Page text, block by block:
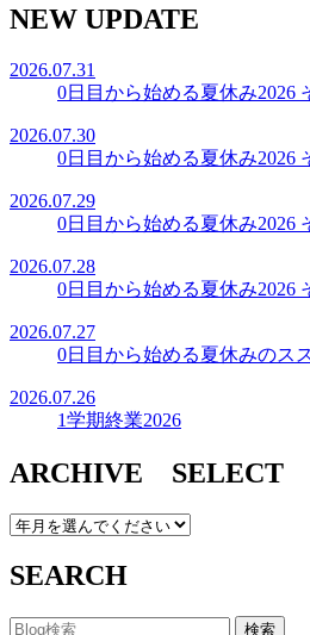
NEW UPDATE
2026.07.31
0日目から始める夏休み2026
2026.07.30
0日目から始める夏休み2026
2026.07.29
0日目から始める夏休み2026
2026.07.28
0日目から始める夏休み2026
2026.07.27
0日目から始める夏休みのス
2026.07.26
1学期終業2026
ARCHIVE SELECT
SEARCH